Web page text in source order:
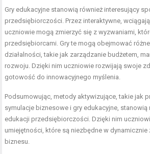
Gry edukacyjne stanowią również interesujący
przedsiębiorczości. Przez interaktywne,
uczniowie mogą zmierzyć się z wyzwaniami,
przedsiębiorcami. Gry te mogą obejmować
działalności, takie jak zarządzanie budżetem,
rozwoju. Dzięki nim uczniowie rozwijają swoje
gotowość do innowacyjnego myślenia.
Podsumowując, metody aktywizujące, takie jak
symulacje biznesowe i gry edukacyjne,
edukacji przedsiębiorczości. Dzięki nim
umiejętności, które są niezbędne w
biznesu.